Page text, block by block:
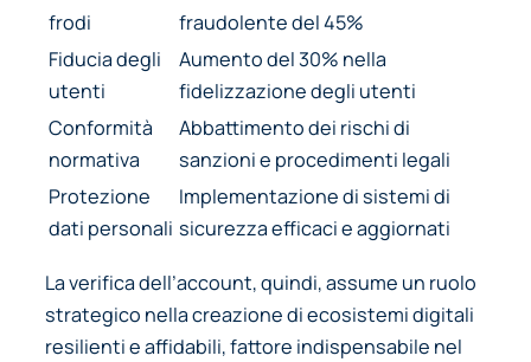
frodi
fraudolente del 45%
Fiducia degli
utenti
Aumento del 30% nella
fidelizzazione degli utenti
Conformità
normativa
Abbattimento dei rischi di
sanzioni e procedimenti legali
Protezione
dati personali
Implementazione di sistemi di
sicurezza efficaci e aggiornati
La verifica dell’account, quindi, assume un ruolo
strategico nella creazione di ecosistemi digitali
resilienti e affidabili, fattore indispensabile nel